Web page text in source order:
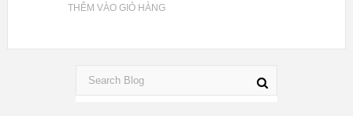
THÊM VÀO GIỎ HÀNG